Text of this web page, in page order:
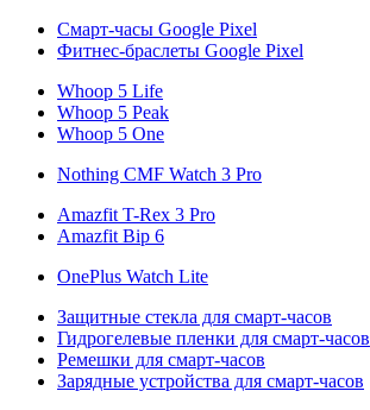
Смарт-часы Google Pixel
Фитнес-браслеты Google Pixel
Whoop 5 Life
Whoop 5 Peak
Whoop 5 One
Nothing CMF Watch 3 Pro
Amazfit T-Rex 3 Pro
Amazfit Bip 6
OnePlus Watch Lite
Защитные стекла для смарт-часов
Гидрогелевые пленки для смарт-часов
Ремешки для смарт-часов
Зарядные устройства для смарт-часов